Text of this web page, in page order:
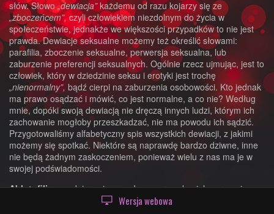
Wersja webowa
słów. Słowo„dewiacja”każdemu od razu kojarzy się ze
„zboczeńcem”,czyli człowiekiem niezdolnym do życia w
społeczeństwie, jednakże we większości przypadków to nie jest
prawda. Dewiacje seksualne możemy też określić słowami:
parafilia, zboczenie seksualne, perwersja seksualna, lub
zaburzenie preferencji seksualnych. Ogólnie rzecz ujmując, jest to
człowiek, który w dziedzinie seksu i erotyki jest trochę
„nienormalny”,bądź cierpi na zaburzenia osobowości. Kto jednak
ma prawo osądzać i mówić, co jest normalne, a co nie? Według
mnie, dopóki swoją dewiacją nie dręczą innych ludzi, którym ich
zachowanie mogłoby przeszkadzać, nie ma powodu ich sądzić.
Przygotowaliśmy alfabetyczny spis wszystkich dewiacji, z jakimi
możemy się spotkać. Niektóre są naprawdę bardzo dziwne, inne
nie będą żadnym zaskoczeniem, ponieważ wielu z nas ma je w
swojej podświadomości.
Ablutofilia– podniecenie wywołane gorącą kąpielą, prysznicem
lub samym ich wyobrażeniem.